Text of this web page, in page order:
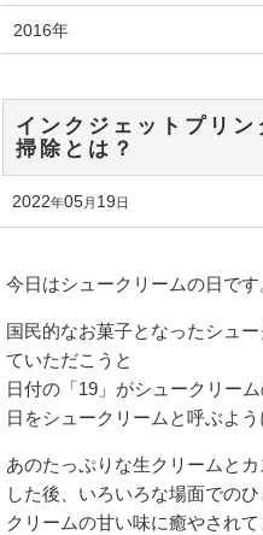
インクジェットプリ
掃除とは？
2022年05月 19日
今日はシュークリームの日です
国民的なお菓子となったシュ
ていただこうと
日付の「19」がシュークリー
日をシュークリームと呼ぶよう
あのたっぷりな生クリームと
した後、いろいろな場面での
クリームの甘い味に癒やされて
2016年